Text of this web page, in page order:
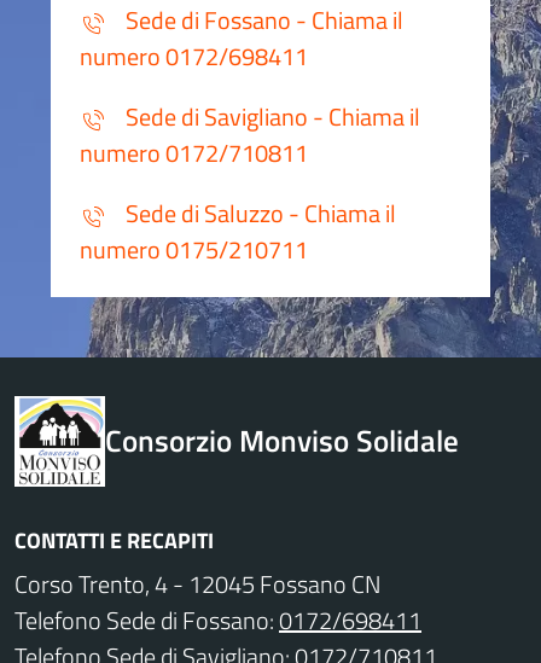
Sede di Fossano - Chiama il
numero 0172/698411
Sede di Savigliano - Chiama il
numero 0172/710811
Sede di Saluzzo - Chiama il
numero 0175/210711
Consorzio Monviso Solidale
CONTATTI E RECAPITI
Corso Trento, 4 - 12045 Fossano CN
Telefono Sede di Fossano:0172/698411